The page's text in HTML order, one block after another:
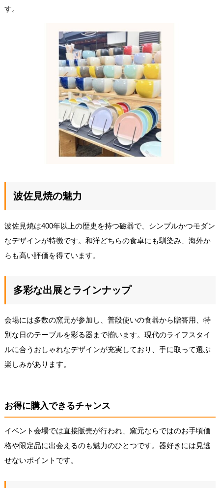
す。
波佐見焼の魅力
波佐見焼は400年以上の歴史を持つ磁器で、シンプルかつモダン
なデザインが特徴です。和洋どちらの食卓にも馴染み、海外か
らも高い評価を得ています。
多彩な出展とラインナップ
会場には多数の窯元が参加し、普段使いの食器から贈答用、特
別な日のテーブルを彩る器まで揃います。現代のライフスタイ
ルに合うおしゃれなデザインが充実しており、手に取って選ぶ
楽しみがあります。
お得に購入できるチャンス
イベント会場では直接販売が行われ、窯元ならではのお手頃価
格や限定品に出会えるのも魅力のひとつです。器好きには見逃
せないポイントです。